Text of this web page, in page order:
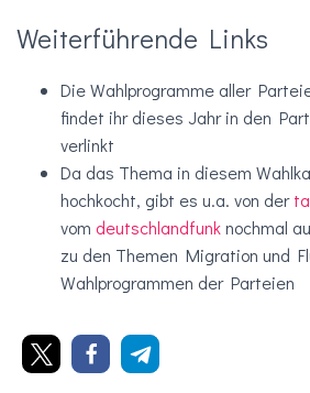
Weiterführende Links
Die Wahlprogramme aller
findet ihr dieses Jahr in den
verlinkt
Da das Thema in diesem
hochkocht, gibt es u.a. von der
vom deutschlandfunknochmal
zu den Themen Migration und
Wahlprogrammen der Parteien